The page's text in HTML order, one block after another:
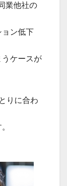
業他社の
ョン低下
うケースが
りに合わ